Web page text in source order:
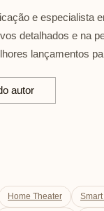
e especialista
detalhados e na
lançamentos
autor
Home Theater